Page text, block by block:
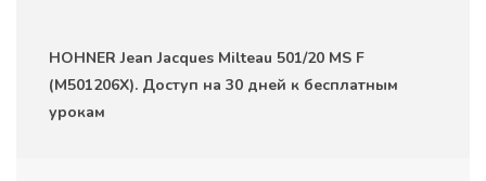
HOHNER Jean Jacques Milteau 501/20 MS F
(M501206X). Доступ на 30 дней к бесплатным
урокам